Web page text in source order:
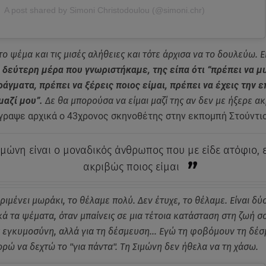
A post shared by Simoni Christodoulou (@simoni.chr)
ψέμα και τις μισές αλήθειες και τότε άρχισα να το δουλεύω.
δεύτερη μέρα που γνωριστήκαμε, της είπα ότι “πρέπει να
πρέπει να ξέρεις ποιος είμαι, πρέπει να έχεις την
μου”.Δε θα μπορούσα να είμαι μαζί της αν δεν με ήξερε
αρχικά ο 43χρονος σκηνοθέτης στην εκπομπή
είναι ο μοναδικός άνθρωπος που με είδε ατόφιο,
ακριβώς ποιος είμαι
μωράκι, το θέλαμε πολύ. Δεν έτυχε, το θέλαμε. Είναι
τα ψέματα, όταν μπαίνεις σε μια τέτοια κατάσταση στη ζωή
εγκυμοσύνη, αλλά για τη δέσμευση… Εγώ τη φοβόμουν τη
να δεχτώ το "για πάντα". Τη Σιμώνη δεν ήθελα να τη χάσω.